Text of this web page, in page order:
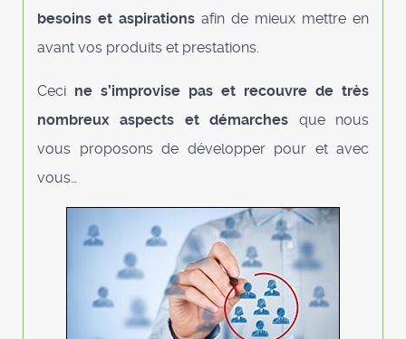
besoins et aspirations afin de mieux mettre en
avant vos produits et prestations.
Ceci ne s’improvise pas et recouvre de très
nombreux aspects et démarches que nous
vous proposons de développer pour et avec
vous…